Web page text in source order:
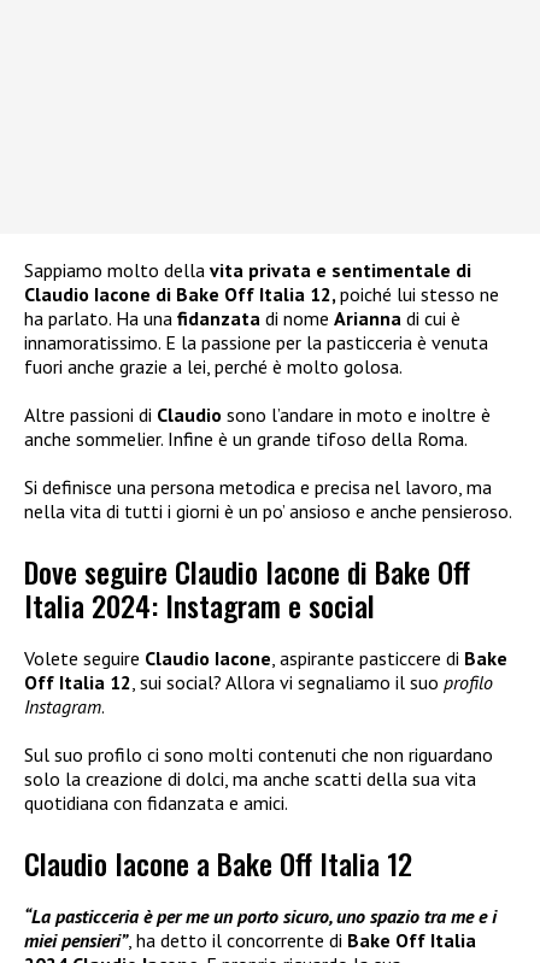
Sappiamo molto della vita privata e sentimentale di
Claudio Iacone di Bake Off Italia 12, poiché lui stesso ne
ha parlato. Ha una fidanzata di nome Arianna di cui è
innamoratissimo. E la passione per la pasticceria è venuta
fuori anche grazie a lei, perché è molto golosa.
Altre passioni di Claudio sono l’andare in moto e inoltre è
anche sommelier. Infine è un grande tifoso della Roma.
Si definisce una persona metodica e precisa nel lavoro, ma
nella vita di tutti i giorni è un po’ ansioso e anche pensieroso.
Dove seguire Claudio Iacone di Bake Off
Italia 2024: Instagram e social
Volete seguire Claudio Iacone , aspirante pasticcere di Bake
Off Italia 12 , sui social? Allora vi segnaliamo il suo profilo
Instagram.
Sul suo profilo ci sono molti contenuti che non riguardano
solo la creazione di dolci, ma anche scatti della sua vita
quotidiana con fidanzata e amici.
Claudio Iacone a Bake Off Italia 12
“La pasticceria è per me un porto sicuro, uno spazio tra me e i
miei pensieri”, ha detto il concorrente di Bake Off Italia